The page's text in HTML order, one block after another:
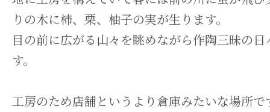
りの木に柿、栗、柚子の実が生ります。
目の前に広がる山々を眺めながら作陶三昧の
す。
工房のため店舗というより倉庫みたいな場所